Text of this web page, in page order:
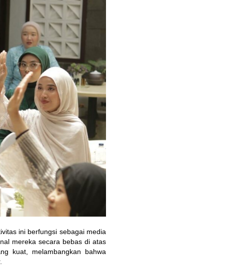
ini berfungsi sebagai media
mereka secara bebas di atas
kuat, melambangkan bahwa